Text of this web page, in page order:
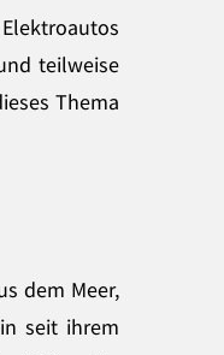
teilweise
Thema
dem Meer,
seit ihrem